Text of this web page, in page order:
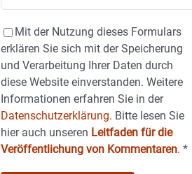
Mit der Nutzung dieses Formulars
erklären Sie sich mit der Speicherung
und Verarbeitung Ihrer Daten durch
diese Website einverstanden. Weitere
Informationen erfahren Sie in der
Datenschutzerklärung. Bitte lesen Sie
hier auch unseren Leitfaden für die
Veröffentlichung von Kommentaren.*